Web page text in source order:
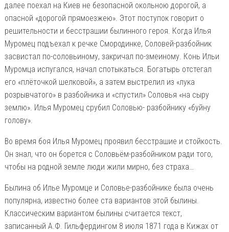
далее поехал на Киев не безопасной окольною дорогой, а
опасной «дорогой прямоезжею». Этот поступок говорит о
решительности и бесстрашии былинного героя. Когда Илья
Муромец подъехал к речке Смородинке, Соловей-разбойник
засвистал по-соловьиному, закричал по-змеиному. Конь Ильи
Муромца испугался, начал спотыкаться. Богатырь отстегал
его «плёточкой шелковой», а затем выстрелил из «лука
розрывчатого» в разбойника и «спустил» Соловья «на сыру
землю». Илья Муромец срубил Соловью- разбойнику «буйну
голову».
Во время боя Илья Муромец проявил бесстрашие и стойкость.
Он знал, что он борется с Соловьём-разбойником ради того,
чтобы на родной земле люди жили мирно, без страха…
Былина об Илье Муромце и Соловье-разбойнике была очень
популярна, известно более ста вариантов этой былины.
Классическим вариантом былины считается текст,
записанный А.Ф. Гильфердингом 8 июля 1871 года в Кижах от